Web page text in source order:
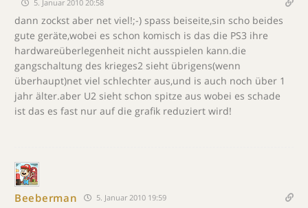
5. Januar 2010 20:58
dann zockst aber net viel!;-) spass beiseite,sin scho beides
gute geräte,wobei es schon komisch is das die PS3 ihre
hardwareüberlegenheit nicht ausspielen kann.die
gangschaltung des krieges2 sieht übrigens(wenn
überhaupt)net viel schlechter aus,und is auch noch über 1
jahr älter.aber U2 sieht schon spitze aus wobei es schade
ist das es fast nur auf die grafik reduziert wird!
Beeberman 5. Januar 2010 19:59